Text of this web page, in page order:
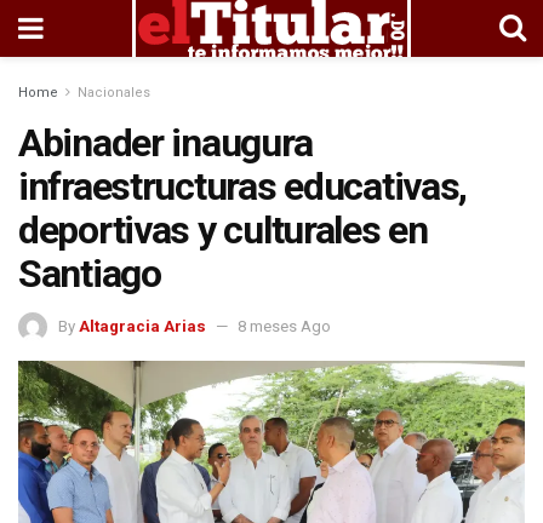
Home Nacionales
Abinader inaugura
infraestructuras educativas,
deportivas y culturales en
Santiago
By Altagracia Arias 8 meses Ago